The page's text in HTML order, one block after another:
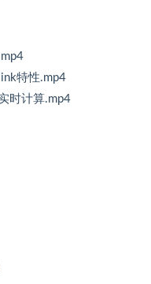
特性.mp4
时计算.mp4